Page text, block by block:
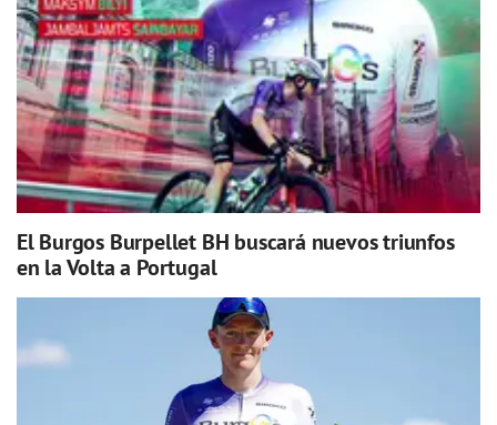
El Burgos Burpellet BH buscará nuevos triunfos
en la Volta a Portugal